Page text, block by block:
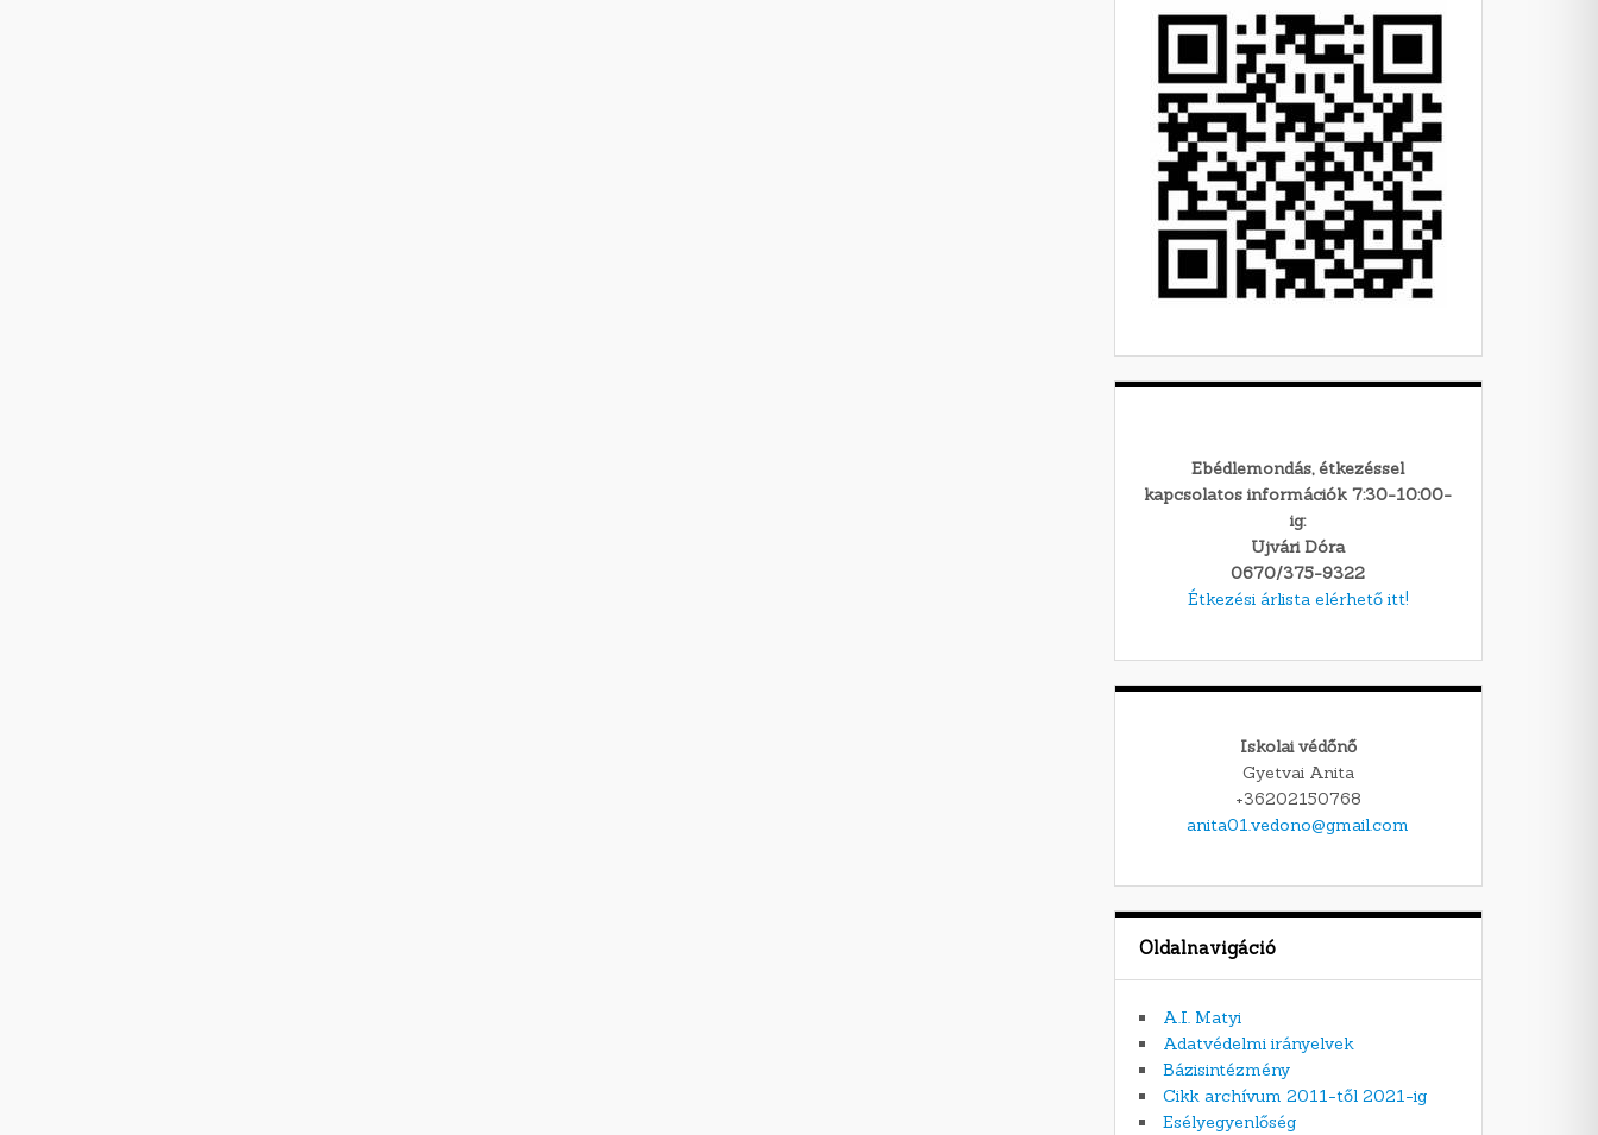
Ebédlemondás, étkezéssel
kapcsolatos információk 7:30-10:00-
ig:
Ujvári Dóra
0670/375-9322
Étkezési árlista elérhető itt!
Iskolai védőnő
Gyetvai Anita
+36202150768
anita01.vedono@gmail.com
Oldalnavigáció
A.I. Matyi
Adatvédelmi irányelvek
Bázisintézmény
Cikk archívum 2011-től 2021-ig
Esélyegyenlőség